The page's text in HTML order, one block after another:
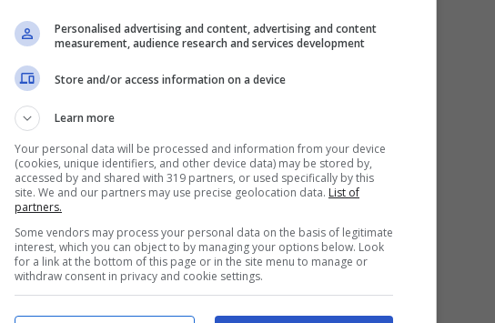
ma soprattutto fuori: dalle sessioni di
capotecnici. A realizzare il prodotto, che
del 2022, sarà
Personalised advertising and content, advertising and content
measurement, audience research and services development
Store and/or access information on a device
Learn more
Your personal data will be processed and information from your device
(cookies, unique identifiers, and other device data) may be stored by,
accessed by and shared with 319 partners, or used specifically by this
site. We and our partners may use precise geolocation data. List of
partners.
Some vendors may process your personal data on the basis of legitimate
interest, which you can object to by managing your options below. Look
for a link at the bottom of this page or in the site menu to manage or
withdraw consent in privacy and cookie settings.